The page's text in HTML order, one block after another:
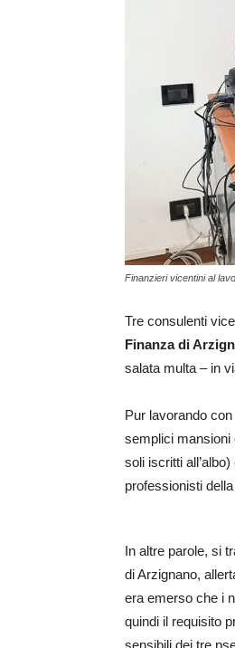
Finanzieri vicentini al
Tre consulenti
Finanza di
salata multa – in
Pur lavorando
semplici mansioni
soli iscritti
professionisti
In altre parole, si
di Arzignano,
era emerso che i
quindi il requisito